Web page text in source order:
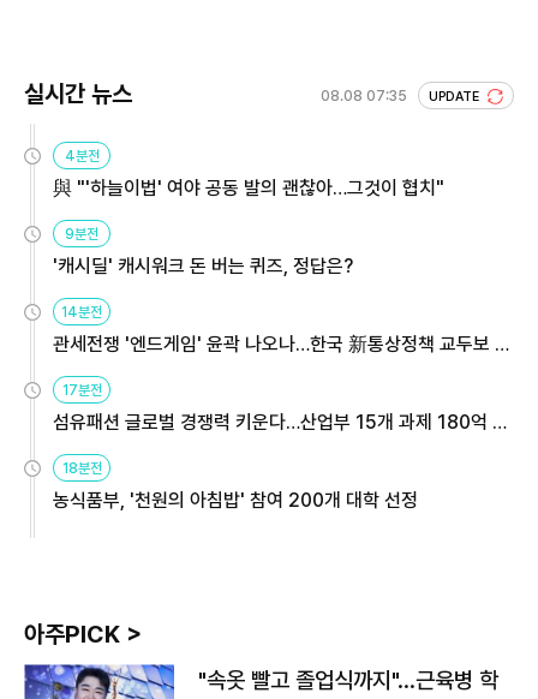
실시간 뉴스 08.08 07:35 UPDATE
4분전
與 "'하늘이법' 여야 공동 발의 괜찮아…그것이 협치"
9분전
'캐시딜' 캐시워크 돈 버는 퀴즈, 정답은?
14분전
관세전쟁 '엔드게임' 윤곽 나오나…한국 新통상정책 교두보 활
용해야
17분전
섬유패션 글로벌 경쟁력 키운다…산업부 15개 과제 180억 지
원
18분전
농식품부, '천원의 아침밥' 참여 200개 대학 선정
아주PICK >
"속옷 빨고 졸업식까지"…근육병 학